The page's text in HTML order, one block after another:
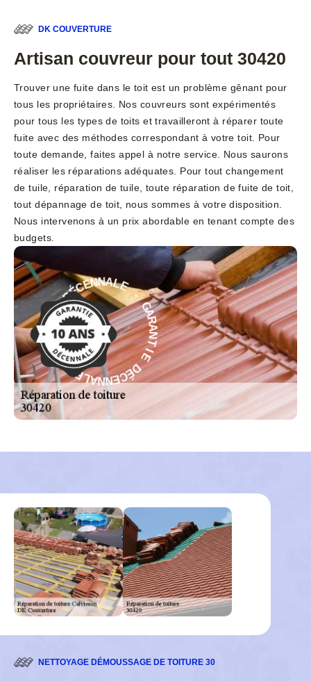
DK COUVERTURE
Artisan couvreur pour tout 30420
Trouver une fuite dans le toit est un problème gênant pour
tous les propriétaires. Nos couvreurs sont expérimentés
pour tous les types de toits et travailleront à réparer toute
fuite avec des méthodes correspondant à votre toit. Pour
toute demande, faites appel à notre service. Nous saurons
réaliser les réparations adéquates. Pour tout changement
de tuile, réparation de tuile, toute réparation de fuite de toit,
tout dépannage de toit, nous sommes à votre disposition.
Nous intervenons à un prix abordable en tenant compte des
budgets.
G
A
R
A
N
T
I
E
D
É
C
E
NNALE - GA
R
A
N
T
I
E
D
É
C
E
N
N
A
L
E
-
NETTOYAGE DÉMOUSSAGE DE TOITURE 30